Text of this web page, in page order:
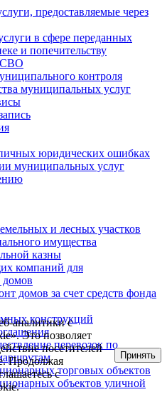
предоставляемые через
в сфере переданных
и попечительству
СВО
контроля
муниципальных услуг
юридических ошибках
муниципальных услуг
и лесных участков
имущества
казны
компаний для
домов
домов за счет средств фонда
конструкций
перевозок по
торговых объектов
объектов уличной
аналитики с
Это позволяет
посетителей
Продолжая
с
Принять